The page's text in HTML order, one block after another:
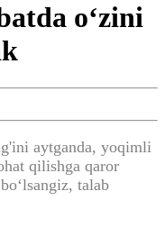
o‘zini
aytganda, yoqimli
qilishga qaror
talab